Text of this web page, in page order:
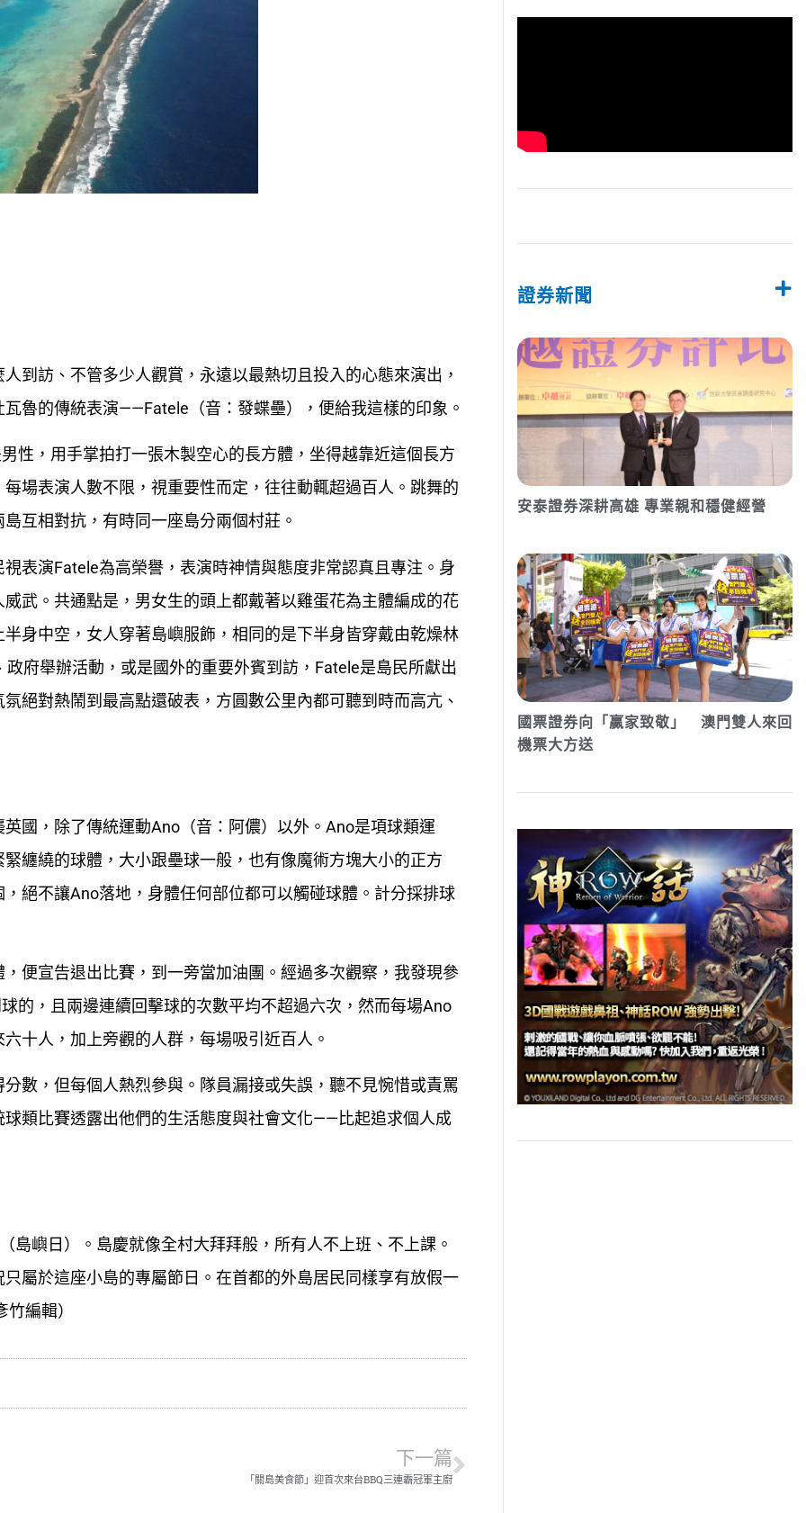
到訪、不管多少人觀賞，永遠以最熱切且投入的心態來演出，
魯的傳統表演——Fatele（音：發蝶壘），便給我這樣的印象。
性，用手掌拍打一張木製空心的長方體，坐得越靠近這個長方
場表演人數不限，視重要性而定，往往動輒超過百人。跳舞的
互相對抗，有時同一座島分兩個村莊。
表演Fatele為高榮譽，表演時神情與態度非常認真且專注。身
武。共通點是，男女生的頭上都戴著以雞蛋花為主體編成的花
身中空，女人穿著島嶼服飾，相同的是下半身皆穿戴由乾燥林
府舉辦活動，或是國外的重要外賓到訪，Fatele是島民所獻出
絕對熱鬧到最高點還破表，方圓數公里內都可聽到時而高亢、
國，除了傳統運動Ano（音：阿儂）以外。Ano是項球類運
纏繞的球體，大小跟壘球一般，也有像魔術方塊大小的正方
絕不讓Ano落地，身體任何部位都可以觸碰球體。計分採排球
便宣告退出比賽，到一旁當加油團。經過多次觀察，我發現參
的，且兩邊連續回擊球的次數平均不超過六次，然而每場Ano
十人，加上旁觀的人群，每場吸引近百人。
數，但每個人熱烈參與。隊員漏接或失誤，聽不見惋惜或責罵
類比賽透露出他們的生活態度與社會文化——比起追求個人成
島嶼日）。島慶就像全村大拜拜般，所有人不上班、不上課。
屬於這座小島的專屬節日。在首都的外島居民同樣享有放假一
編輯）
下一篇
「關島美食節」迎首次來台BBQ三連霸冠軍主廚
證券新聞
安泰證券深耕高雄 專業親和穩健經營
國票證券向「贏家致敬」 澳門雙人來回
機票大方送